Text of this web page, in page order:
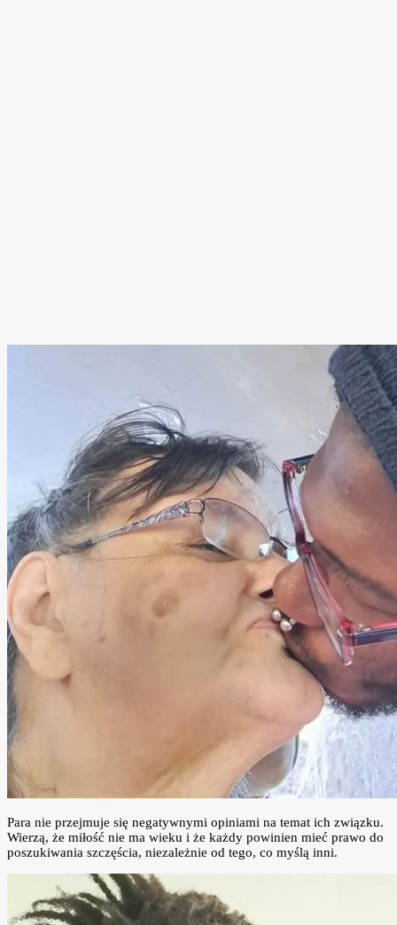
Para nie przejmuje się negatywnymi opiniami na temat ich związku.
Wierzą, że miłość nie ma wieku i że każdy powinien mieć prawo do
poszukiwania szczęścia, niezależnie od tego, co myślą inni.